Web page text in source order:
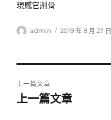
現感官削骨
作
admin
發
2019 年 8 月 27 日
章
上一篇文章
上
上一篇文章